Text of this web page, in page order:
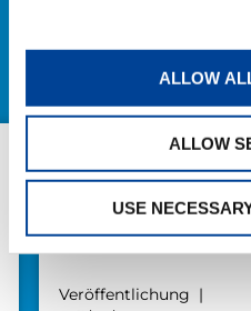
ALLOW
ALLOW
USE
AC 7.450-1 in Brügge
Veröffentlichung